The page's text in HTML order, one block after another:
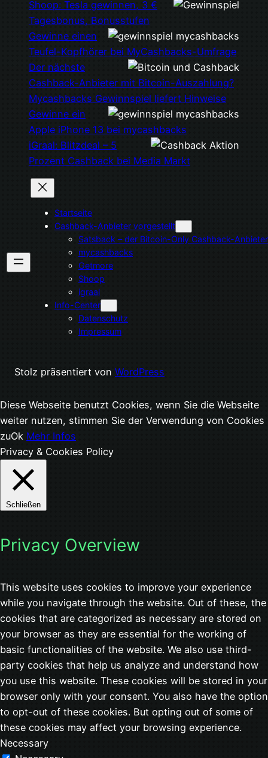
Shoop: Tesla gewinnen, 3 €
Tagesbonus, Bonusstufen
Gewinne einen
Teufel-Kopfhörer bei MyCashbacks-Umfrage
Der nächste
Cashback-Anbieter mit Bitcoin-Auszahlung?
Mycashbacks Gewinnspiel liefert Hinweise
Gewinne ein
Apple iPhone 13 bei mycashbacks
iGraal: Blitzdeal – 5
Prozent Cashback bei Media Markt
Startseite
Cashback-Anbieter vorgestellt
Satsback – der Bitcoin-Only Cashback-Anbieter
mycashbacks
Getmore
Shoop
igraal
Info-Center
Datenschutz
Impressum
Stolz präsentiert von WordPress
Diese Webseite benutzt Cookies, wenn Sie die Webseite
weiter nutzen, stimmen Sie der Verwendung von Cookies
zuOk Mehr Infos
Privacy & Cookies Policy
Schließen
Privacy Overview
This website uses cookies to improve your experience
while you navigate through the website. Out of these, the
cookies that are categorized as necessary are stored on
your browser as they are essential for the working of
basic functionalities of the website. We also use third-
party cookies that help us analyze and understand how
you use this website. These cookies will be stored in your
browser only with your consent. You also have the option
to opt-out of these cookies. But opting out of some of
these cookies may affect your browsing experience.
Necessary